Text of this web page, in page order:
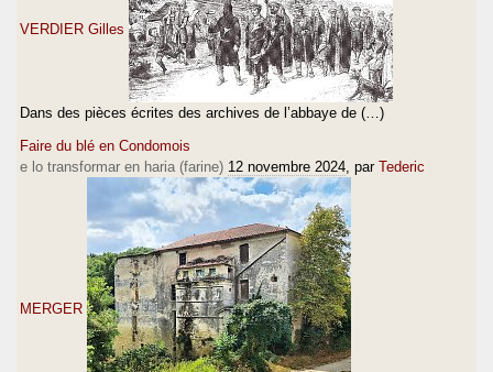
VERDIER Gilles
Dans des pièces écrites des archives de l’abbaye de (…)
Faire du blé en Condomois
e lo transformar en haria (farine) 12 novembre 2024 , par Tederic
MERGER